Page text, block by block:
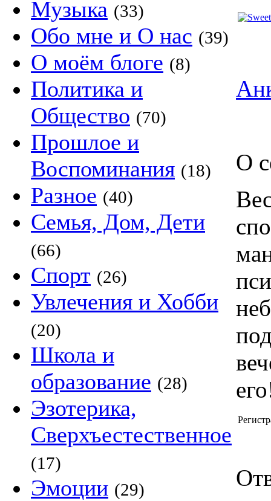
Музыка (33)
Обо мне и О нас (39)
О моём блоге (8)
Политика и
Общество (70)
Прошлое и
Воспоминания (18)
Разное (40)
Семья, Дом, Дети
(66)
Спорт (26)
Увлечения и Хобби
(20)
Школа и
образование (28)
Эзотерика,
Сверхъестественное
(17)
Эмоции (29)
О